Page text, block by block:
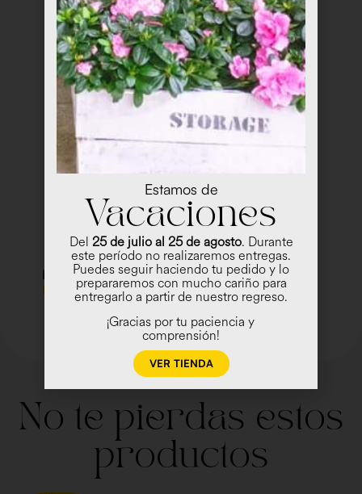
Ramo Difuntos
€ 44,00 Ver
No te pierdas estos
productos
Estamos de
Vacaciones
Del 25 de julio al 25 de agosto. Durante
este período no realizaremos entregas.
Puedes seguir haciendo tu pedido y lo
prepararemos con mucho cariño para
entregarlo a partir de nuestro regreso.
¡Gracias por tu paciencia y
comprensión!
VER TIENDA